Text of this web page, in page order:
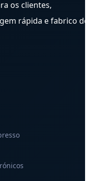
os clientes,
rápida e fabrico de